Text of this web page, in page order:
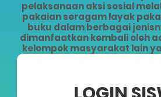
pelaksanaan aksi sosial
pakaian seragam layak
buku dalam berbagai
dimanfaatkan kembali oleh
kelompok masyarakat lain